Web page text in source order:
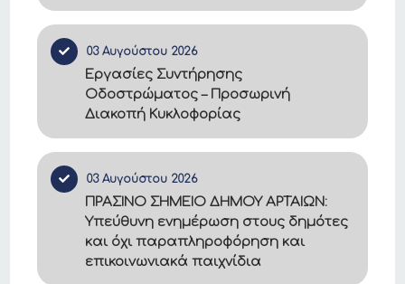
03 Αυγούστου 2026
Εργασίες Συντήρησης
Οδοστρώματος – Προσωρινή
Διακοπή Κυκλοφορίας
03 Αυγούστου 2026
ΠΡΑΣΙΝΟ ΣΗΜΕΙΟ ΔΗΜΟΥ ΑΡΤΑΙΩΝ:
Υπεύθυνη ενημέρωση στους δημότες
και όχι παραπληροφόρηση και
επικοινωνιακά παιχνίδια